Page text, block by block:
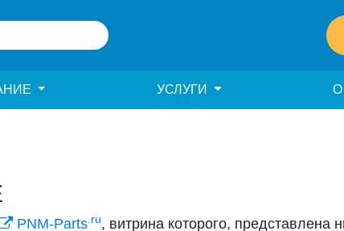
УСЛУГИ О
PNM-Parts.ru, витрина которого, представлена